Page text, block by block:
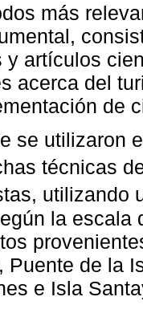
más
y artículos
acerca del
de
se utilizaron
técnicas
utilizando
la escala
Puente de la
e Isla